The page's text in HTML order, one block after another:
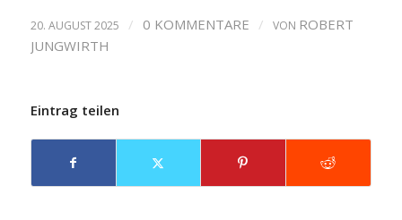
20. AUGUST 2025 / 0 KOMMENTARE / VON ROBERT
JUNGWIRTH
Eintrag teilen